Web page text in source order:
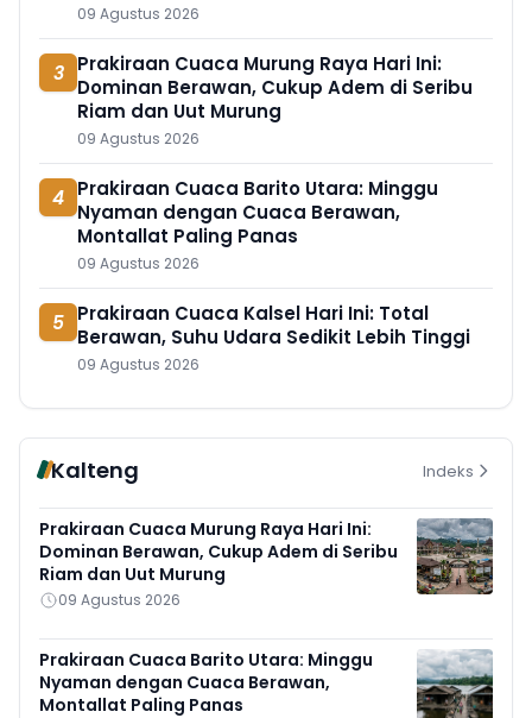
09 Agustus 2026
3 Prakiraan Cuaca Murung Raya Hari Ini:
Dominan Berawan, Cukup Adem di Seribu
Riam dan Uut Murung
09 Agustus 2026
4 Prakiraan Cuaca Barito Utara: Minggu
Nyaman dengan Cuaca Berawan,
Montallat Paling Panas
09 Agustus 2026
5 Prakiraan Cuaca Kalsel Hari Ini: Total
Berawan, Suhu Udara Sedikit Lebih Tinggi
09 Agustus 2026
Kalteng Indeks
Prakiraan Cuaca Murung Raya Hari Ini:
Dominan Berawan, Cukup Adem di Seribu
Riam dan Uut Murung
09 Agustus 2026
Prakiraan Cuaca Barito Utara: Minggu
Nyaman dengan Cuaca Berawan,
Montallat Paling Panas